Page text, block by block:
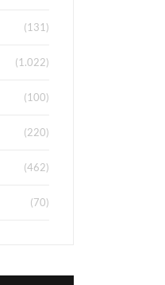
(131)
(1.022)
(100)
(220)
(462)
(70)